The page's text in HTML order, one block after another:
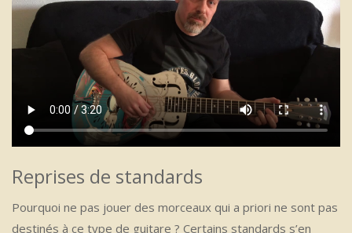
Reprises de standards
Pourquoi ne pas jouer des morceaux qui a priori ne sont pas
destinés à ce type de guitare ? Certains standards s’en